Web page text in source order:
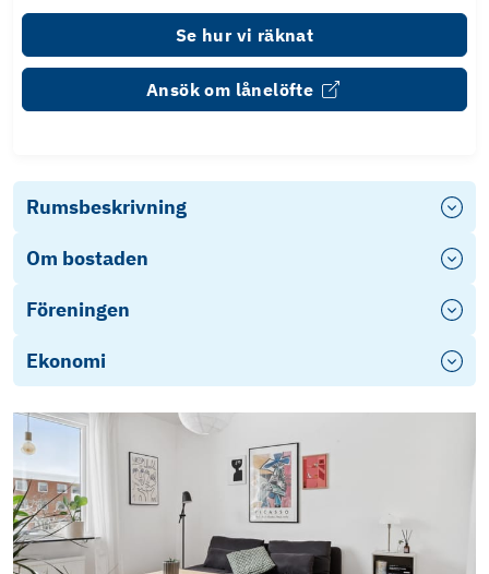
Se hur vi räknat
Ansök om lånelöfte
Rumsbeskrivning
Om bostaden
Föreningen
Ekonomi